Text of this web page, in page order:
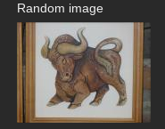
Random image